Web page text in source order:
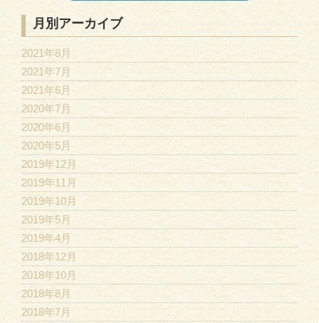
月別アーカイブ
2021年8月
2021年7月
2021年6月
2020年7月
2020年6月
2020年5月
2019年12月
2019年11月
2019年10月
2019年5月
2019年4月
2018年12月
2018年10月
2018年8月
2018年7月